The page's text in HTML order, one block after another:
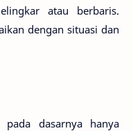
atau berbaris.
dengan situasi dan
dasarnya hanya